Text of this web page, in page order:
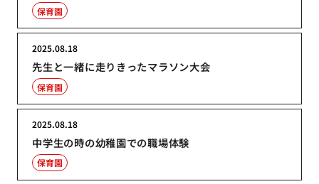
保育園
先生と一緒に走りきったマラソン大会
2025.08.18
保育園
中学生の時の幼稚園での職場体験
2025.08.18
保育園